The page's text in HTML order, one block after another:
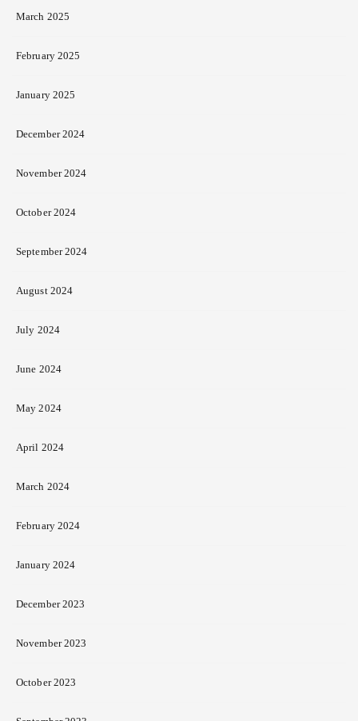
March 2025
February 2025
January 2025
December 2024
November 2024
October 2024
September 2024
August 2024
July 2024
June 2024
May 2024
April 2024
March 2024
February 2024
January 2024
December 2023
November 2023
October 2023